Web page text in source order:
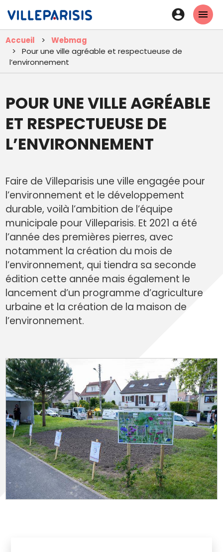
contenu
En-
tête
-
Accueil
Webmag
Pour une ville agréable et respectueuse de
l’environnement
POUR UNE VILLE AGRÉABLE
ET RESPECTUEUSE DE
L’ENVIRONNEMENT
Faire de Villeparisis une ville engagée pour
l’environnement et le développement
durable, voilà l’ambition de l’équipe
municipale pour Villeparisis. Et 2021 a été
l’année des premières pierres, avec
notamment la création du mois de
l’environnement, qui tiendra sa seconde
édition cette année mais également le
lancement d’un programme d’agriculture
urbaine et la création de la maison de
l’environnement.